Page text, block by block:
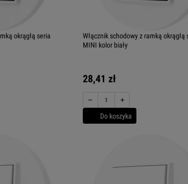
okrągłą seria
Włącznik schodowy z ramką okrągłą
MINI kolor biały
28,41 zł
− +
Do koszyka